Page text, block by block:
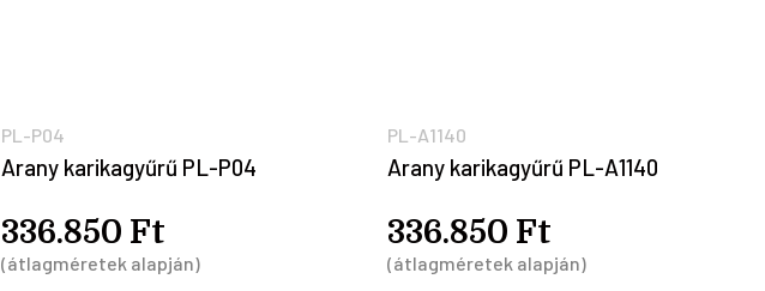
PL-P04
Arany karikagyűrű PL-P04
336.850 Ft
(átlagméretek alapján)
PL-A1140
Arany karikagyűrű PL-A1140
336.850 Ft
(átlagméretek alapján)